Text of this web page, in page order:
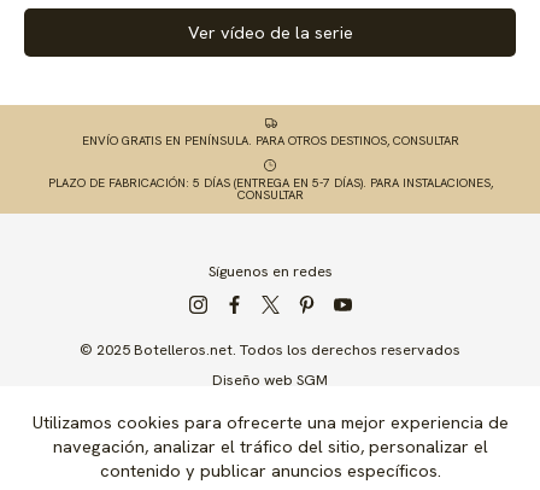
Utilizamos cookies para ofrecerte una mejor experiencia de
navegación, analizar el tráfico del sitio, personalizar el
contenido y publicar anuncios específicos.
Ver vídeo de la serie
ENVÍO GRATIS EN PENÍNSULA. PARA OTROS DESTINOS, CONSULTAR
PLAZO DE FABRICACIÓN: 5 DÍAS (ENTREGA EN 5-7 DÍAS). PARA INSTALACIONES,
CONSULTAR
Síguenos en redes
© 2025 Botelleros.net. Todos los derechos reservados
Diseño web SGM
ACCESIBILIDAD